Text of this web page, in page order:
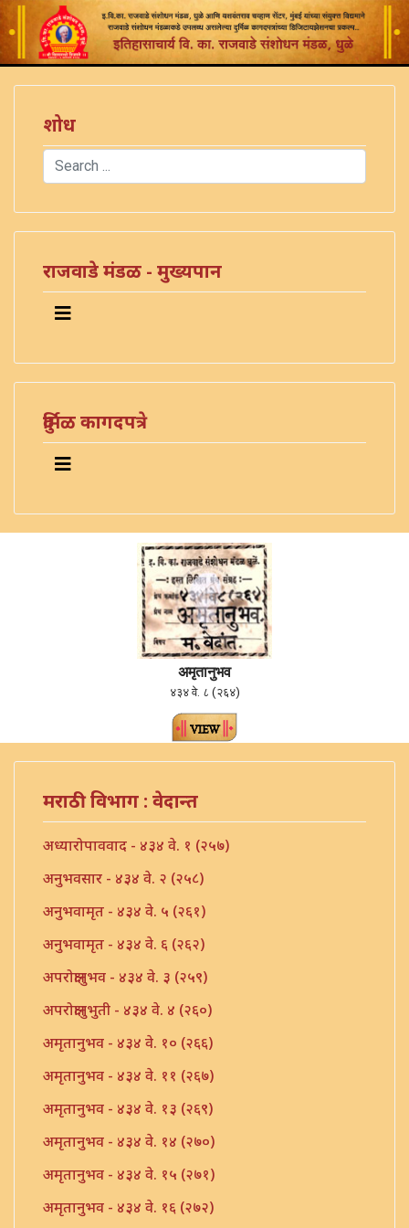
शोध
Search
राजवाडे मंडळ - मुख्यपान
दुर्मिळ कागदपत्रे
अमृतानुभव
४३४ वे. ८ (२६४)
मराठी विभाग : वेदान्त
अध्यारोपाववाद - ४३४ वे. १ (२५७)
अनुभवसार - ४३४ वे. २ (२५८)
अनुभवामृत - ४३४ वे. ५ (२६१)
अनुभवामृत - ४३४ वे. ६ (२६२)
अपरोक्षानुभव - ४३४ वे. ३ (२५९)
अपरोक्षानुभुती - ४३४ वे. ४ (२६०)
अमृतानुभव - ४३४ वे. १० (२६६)
अमृतानुभव - ४३४ वे. ११ (२६७)
अमृतानुभव - ४३४ वे. १३ (२६९)
अमृतानुभव - ४३४ वे. १४ (२७०)
अमृतानुभव - ४३४ वे. १५ (२७१)
अमृतानुभव - ४३४ वे. १६ (२७२)